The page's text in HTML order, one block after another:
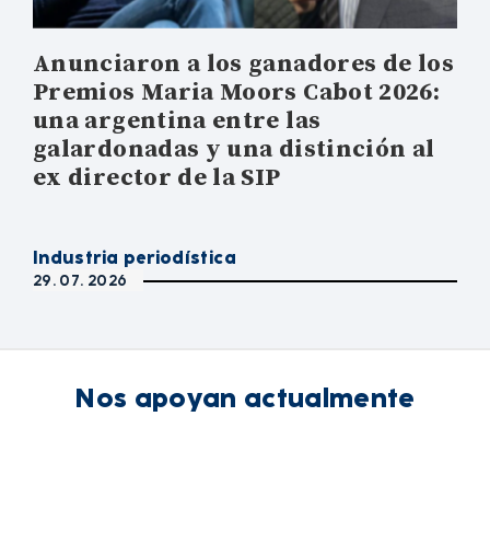
Anunciaron a los ganadores de los
Premios Maria Moors Cabot 2026:
una argentina entre las
galardonadas y una distinción al
ex director de la SIP
Industria periodística
29. 07. 2026
Nos apoyan actualmente